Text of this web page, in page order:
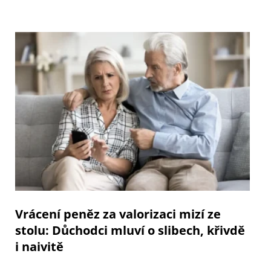
Vrácení peněz za valorizaci mizí ze
stolu: Důchodci mluví o slibech, křivdě
i naivitě